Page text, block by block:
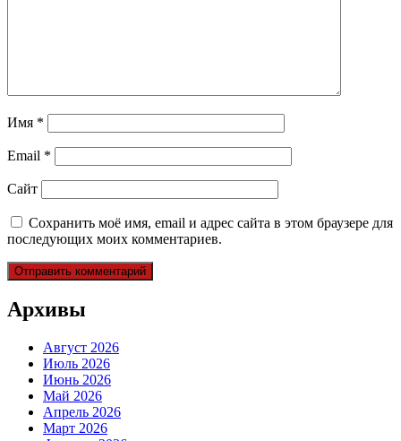
Имя *
Email *
Сайт
Сохранить моё имя, email и адрес сайта в этом браузере для
последующих моих комментариев.
Архивы
Август 2026
Июль 2026
Июнь 2026
Май 2026
Апрель 2026
Март 2026